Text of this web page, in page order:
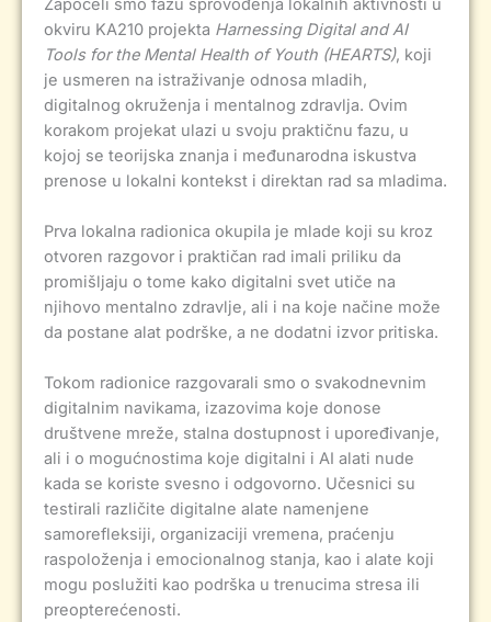
Započeli smo fazu sprovođenja lokalnih aktivnosti u
okviru KA210 projekta Harnessing Digital and AI
Tools for the Mental Health of Youth (HEARTS), koji
je usmeren na istraživanje odnosa mladih,
digitalnog okruženja i mentalnog zdravlja. Ovim
korakom projekat ulazi u svoju praktičnu fazu, u
kojoj se teorijska znanja i međunarodna iskustva
prenose u lokalni kontekst i direktan rad sa mladima.
Prva lokalna radionica okupila je mlade koji su kroz
otvoren razgovor i praktičan rad imali priliku da
promišljaju o tome kako digitalni svet utiče na
njihovo mentalno zdravlje, ali i na koje načine može
da postane alat podrške, a ne dodatni izvor pritiska.
Tokom radionice razgovarali smo o svakodnevnim
digitalnim navikama, izazovima koje donose
društvene mreže, stalna dostupnost i upoređivanje,
ali i o mogućnostima koje digitalni i AI alati nude
kada se koriste svesno i odgovorno. Učesnici su
testirali različite digitalne alate namenjene
samorefleksiji, organizaciji vremena, praćenju
raspoloženja i emocionalnog stanja, kao i alate koji
mogu poslužiti kao podrška u trenucima stresa ili
preopterećenosti.